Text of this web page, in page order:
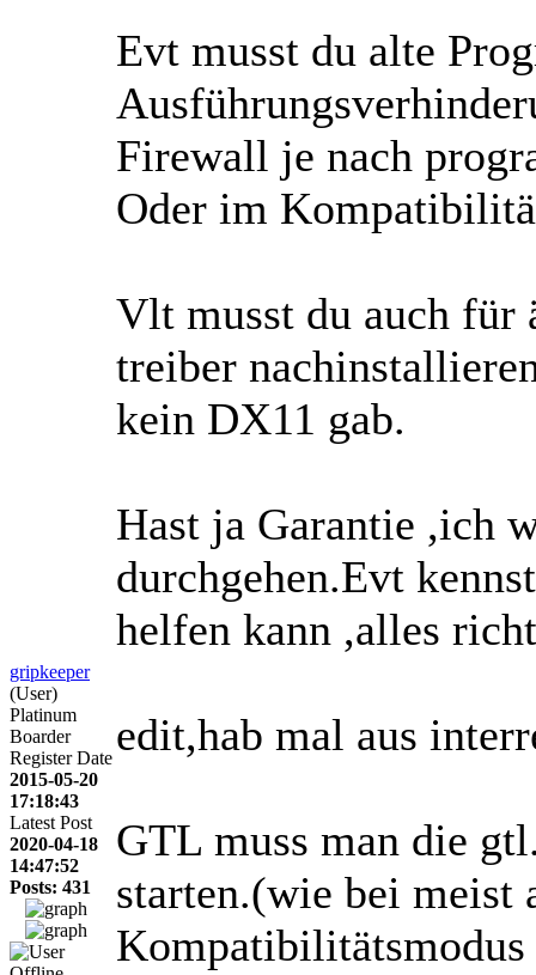
gripkeeper
(User)
Platinum
Boarder
Register Date
2015-05-20
17:18:43
Latest Post
2020-04-18
14:47:52
Posts: 431
Evt musst du alte
Firewall je nach
Oder im
Vlt musst du auch für
treiber
kein DX11 gab.
Hast ja Garantie ,ich
durchgehen.Evt
helfen kann ,alles
edit,hab mal aus
GTL muss man die
starten.(wie bei meist